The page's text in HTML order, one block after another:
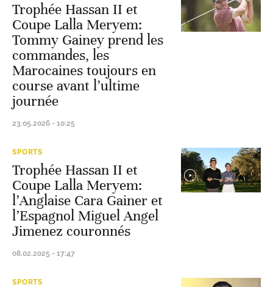
Trophée Hassan II et
Coupe Lalla Meryem:
Tommy Gainey prend les
commandes, les
Marocaines toujours en
course avant l’ultime
journée
23.05.2026 - 10:25
SPORTS
Trophée Hassan II et
Coupe Lalla Meryem:
l’Anglaise Cara Gainer et
l’Espagnol Miguel Angel
Jimenez couronnés
08.02.2025 - 17:47
SPORTS